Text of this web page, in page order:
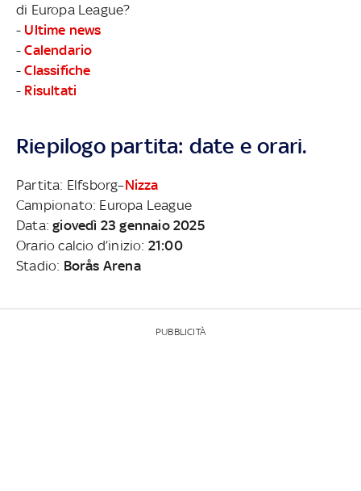
di Europa League?
- Ultime news
-Calendario
-Classifiche
- Risultati
Riepilogo partita: date e orari.
Partita: Elfsborg–Nizza
Campionato: Europa League
Data:giovedì 23 gennaio 2025
Orario calcio d’inizio: 21:00
Stadio: Borås Arena
PUBBLICITÀ